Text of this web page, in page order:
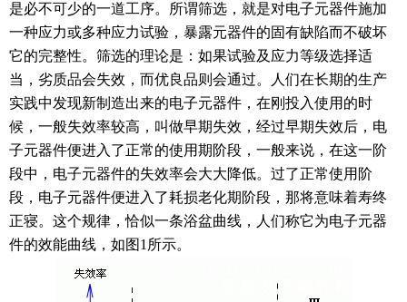
是必不可少的一道工序。所谓筛选，就是对电子元器件施加
一种应力或多种应力试验，暴露元器件的固有缺陷而不破坏
它的完整性。筛选的理论是：如果试验及应力等级选择适
当，劣质品会失效，而优良品则会通过。人们在长期的生产
实践中发现新制造出来的电子元器件，在刚投入使用的时
候，一般失效率较高，叫做早期失效，经过早期失效后，电
子元器件便进入了正常的使用期阶段，一般来说，在这一阶
段中，电子元器件的失效率会大大降低。过了正常使用阶
段，电子元器件便进入了耗损老化期阶段，那将意味着寿终
正寝。这个规律，恰似一条浴盆曲线，人们称它为电子元器
件的效能曲线，如图1所示。